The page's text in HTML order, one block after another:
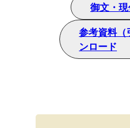
御文・
参考資料（
ンロード